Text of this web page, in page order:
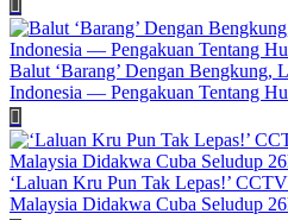
Balut ‘Barang’ Dengan Bengkung,
Indonesia — Pengakuan Tentang
‘Laluan Kru Pun Tak Lepas!’
Malaysia Didakwa Cuba Seludup